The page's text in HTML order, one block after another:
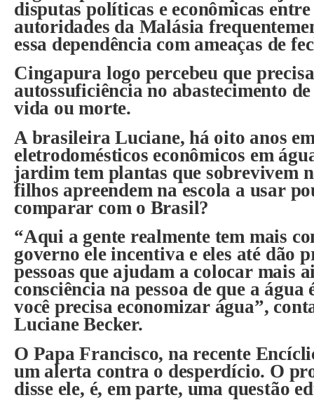
disputas políticas e econômicas entre
autoridades da Malásia
essa dependência com ameaças de
Cingapura logo percebeu que
autossuficiência no abastecimento
vida ou morte.
A brasileira Luciane, há oito anos
eletrodomésticos econômicos em
jardim tem plantas que sobrevivem
filhos apreendem na escola a usar
comparar com o Brasil?
“Aqui a gente realmente tem mais
governo ele incentiva e eles até dão
pessoas que ajudam a colocar mais
consciência na pessoa de que a
você precisa economizar água”,
Luciane Becker.
O Papa Francisco, na recente
um alerta contra o desperdício. O
disse ele, é, em parte, uma questão